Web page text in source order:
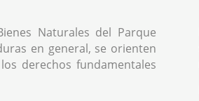
Naturales del Parque
en general, se orienten
derechos fundamentales